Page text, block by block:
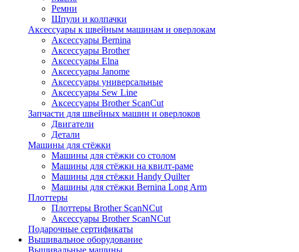
Ремни
Шпули и колпачки
Аксессуары к швейным машинам и оверлокам
Аксессуары Bernina
Аксессуары Brother
Аксессуары Elna
Аксессуары Janome
Аксессуары универсальные
Аксессуары Sew Line
Аксессуары Brother ScanCut
Запчасти для швейных машин и оверлоков
Двигатели
Детали
Машины для стёжки
Машины для стёжки со столом
Машины для стёжки на квилт-раме
Машины для стёжки Handy Quilter
Машины для стёжки Bernina Long Arm
Плоттеры
Плоттеры Brother ScanNCut
Аксессуары Brother ScanNCut
Подарочные сертификаты
Вышивальное оборудование
Вышивальные машины